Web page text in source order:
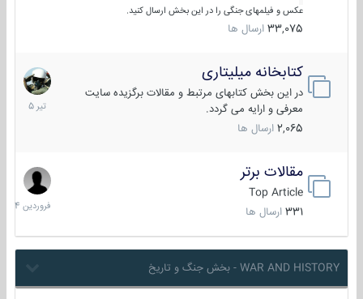
عکس و فیلمهای جنگی را در این بخش ارسال کنید.
33,075 ارسال ها
کتابخانه میلیتاری
در این بخش کتابهای مرتبط و مقالات برگزیده سایت
معرفی و ارایه می گردد.
2,065 ارسال ها
16
تیر
1405
مقالات برتر
Top Article
331 ارسال ها
29
فروردین
1404
WAR AND HISTORY - بخش جنگ و تاریخ